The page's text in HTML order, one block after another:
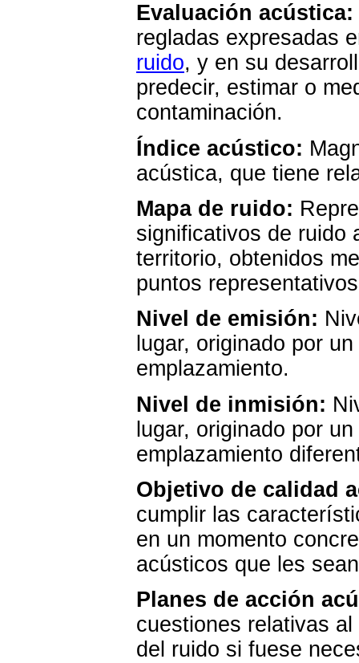
Evaluación acústica:
regladas expresadas
ruido, y en su
predecir, estimar o
contaminación.
Índice acústico:
acústica, que tiene
Mapa de ruido:
significativos de ruido
territorio, obtenidos
puntos
Nivel de emisión:
lugar, originado por
emplazamiento.
Nivel de inmisión:
lugar, originado por
emplazamiento
Objetivo de calidad
cumplir las
en un momento
acústicos que les
Planes de acción
cuestiones relativas
del ruido si fuese